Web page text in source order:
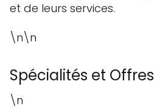
et de leurs services.
\n\n
Spécialités et Offres
\n